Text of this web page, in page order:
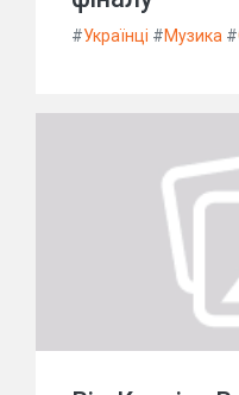
#Українці #Музика #